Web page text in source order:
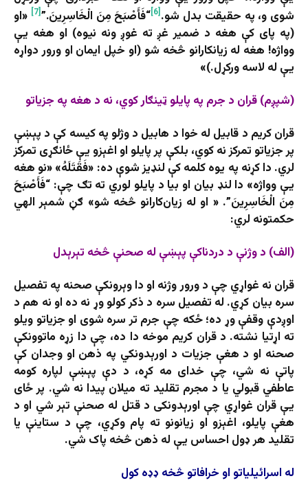
شوی و، په حقیقت بدل شو. [6] “فَأَصْبَحَ مِنَ الْخَاسِرِينَ.”[7]
«او
(په پای کې هغه د ضمیر غږ ته غوږ ونه نیوه) او هغه یې
وواژه! هغه له زیانکارانو څخه شو (او خپل ایمان او ورور دواړه
یې له لاسه ورکړل.)»
(شپږم) قران د جرم په پایلو ټینګار کوي، نه د هغه په جزیاتو
قران کریم د قابیل له خوا د هابیل د وژلو په کیسه کې د پېښې
پر جزیاتو تمرکز نه کوي، بلکې پر پایلو او اغېزو یې ځانګړی تمرکز
لري. دا کړنه په یوه کلمه کې لنډیز شوې ده: «فَقَتَلَهُ» «نو هغه
یې وواژه» دا لنډ بیان او بیا د پایلو لوري ته تګ چې: “فَأَصْبَحَ
مِنَ الْخَاسِرِينَ”. « او له زیان‌کارانو څخه شو» ګڼ ‌شمېر الهي
حکمتونه لري:
(الف) دوژنې د دردناکې پېښې له صحنې څخه تېرېدل
قران نه غواړي چې د ورور وژنه او دا وېرونکې صحنه په تفصیل
سره بیان کړي. له تفصیل سره د ذکر کولو وړ نه ده او نه هم د
اوږدې وقفې وړ ده؛ ځکه چې جرم تر سره شوی او جزیاتو ویلو
ته اړتیا نشته. د قران کريم موخه دا ده، چې دا زړه ‌ماتوونکې
صحنه او د هغې جزیات د اورېدونکي په ذهن او وجدان کې
پاتې نه شي، چې خدای مه کړه، د دې پېښې لپاره کومه
عاطفي قبولي یا د مجرم تقلید ته ميلان پیدا نه شي. پر ځای
یې قران غواړي چې اورېدونکی د قتل له صحنې تېر شي او د
هغې پایلو، اغېزو او زیانونو ته پام وکړي، چې د ستاینې یا
تقلید هر ډول احساس يې له ذهن څخه پاک شي.
له اسرائیلیاتو او خرافاتو څخه ډډه کول